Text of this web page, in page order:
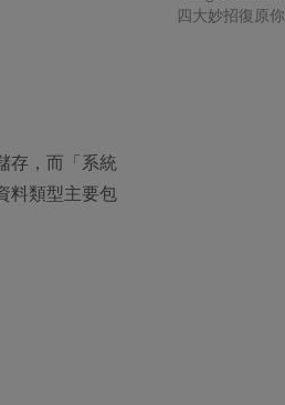
存，而「系統
料類型主要包
四大妙招復原